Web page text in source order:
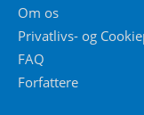
Om os
Privatlivs- og
FAQ
Forfattere